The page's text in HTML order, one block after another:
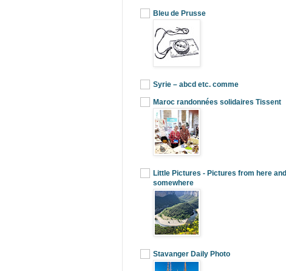
Bleu de Prusse
Syrie – abcd etc. comme
Maroc randonnées solidaires Tissent
Little Pictures - Pictures from here and
somewhere
Stavanger Daily Photo